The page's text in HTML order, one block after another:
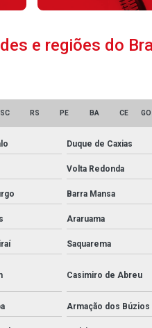
e regiões do
SC RS PE BA CE
Duque de Caxias
Volta Redonda
Barra Mansa
Araruama
Saquarema
Casimiro de Abreu
Armação dos Búzios